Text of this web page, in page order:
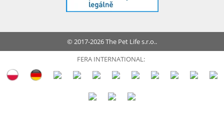
© 2017-2026 The Pet Life s.r.o..
FERA INTERNATIONAL: